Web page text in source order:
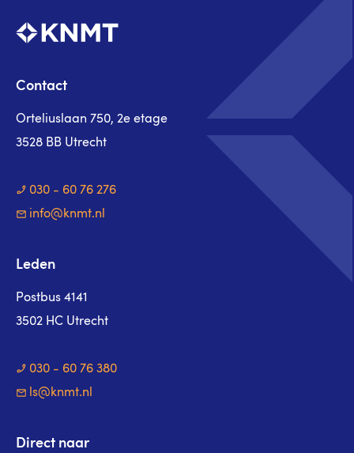
Contact
Orteliuslaan 750, 2e etage
3528 BB Utrecht
030 - 60 76 276
info@knmt.nl
Leden
Postbus 4141
3502 HC Utrecht
030 - 60 76 380
ls@knmt.nl
Direct naar